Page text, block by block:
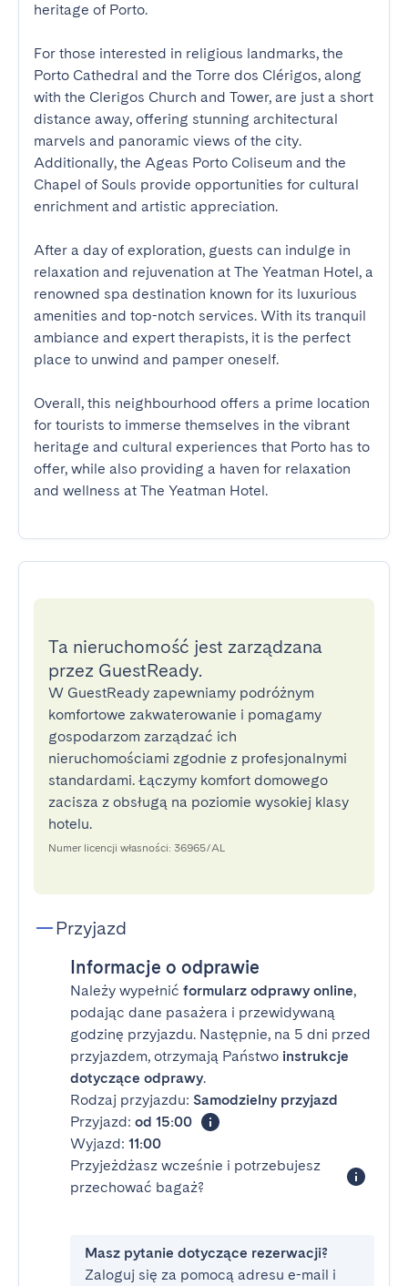
heritage of Porto.
For those interested in religious landmarks, the
Porto Cathedral and the Torre dos Clérigos, along
with the Clerigos Church and Tower, are just a short
distance away, offering stunning architectural
marvels and panoramic views of the city.
Additionally, the Ageas Porto Coliseum and the
Chapel of Souls provide opportunities for cultural
enrichment and artistic appreciation.
After a day of exploration, guests can indulge in
relaxation and rejuvenation at The Yeatman Hotel, a
renowned spa destination known for its luxurious
amenities and top-notch services. With its tranquil
ambiance and expert therapists, it is the perfect
place to unwind and pamper oneself.
Overall, this neighbourhood offers a prime location
for tourists to immerse themselves in the vibrant
heritage and cultural experiences that Porto has to
offer, while also providing a haven for relaxation
and wellness at The Yeatman Hotel.
Ta nieruchomość jest zarządzana
przez GuestReady.
W GuestReady zapewniamy podróżnym
komfortowe zakwaterowanie i pomagamy
gospodarzom zarządzać ich
nieruchomościami zgodnie z profesjonalnymi
standardami. Łączymy komfort domowego
zacisza z obsługą na poziomie wysokiej klasy
hotelu.
Numer licencji własności: 36965/AL
Przyjazd
Informacje o odprawie
Należy wypełnić formularz odprawy online,
podając dane pasażera i przewidywaną
godzinę przyjazdu. Następnie, na 5 dni przed
przyjazdem, otrzymają Państwo instrukcje
dotyczące odprawy.
Rodzaj przyjazdu: Samodzielny przyjazd
Przyjazd: od 15:00
Wyjazd: 11:00
Przyjeżdżasz wcześnie i potrzebujesz
przechować bagaż?
Masz pytanie dotyczące rezerwacji?
Zaloguj się za pomocą adresu e-mail i